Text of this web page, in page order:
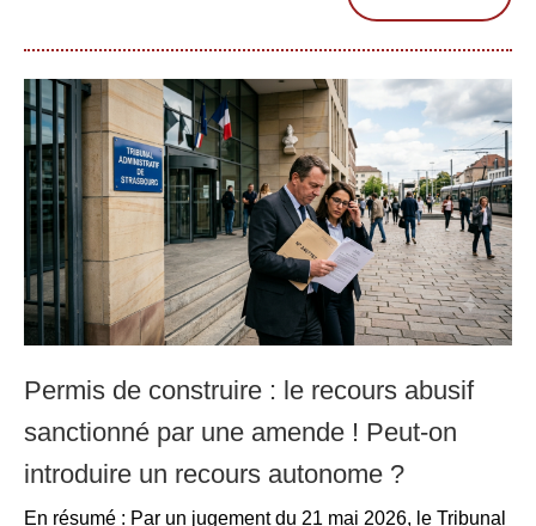
Permis de construire : le recours abusif
sanctionné par une amende ! Peut-on
introduire un recours autonome ?
En résumé : Par un jugement du 21 mai 2026, le Tribunal